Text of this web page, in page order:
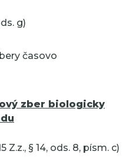
g)
časovo
zber biologicky
Z.z., § 14, ods. 8, písm. c)